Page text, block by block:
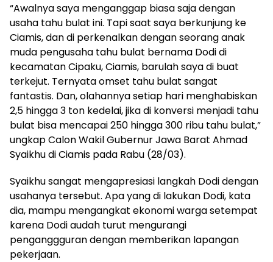
“Awalnya saya menganggap biasa saja dengan
usaha tahu bulat ini. Tapi saat saya berkunjung ke
Ciamis, dan di perkenalkan dengan seorang anak
muda pengusaha tahu bulat bernama Dodi di
kecamatan Cipaku, Ciamis, barulah saya di buat
terkejut. Ternyata omset tahu bulat sangat
fantastis. Dan, olahannya setiap hari menghabiskan
2,5 hingga 3 ton kedelai, jika di konversi menjadi tahu
bulat bisa mencapai 250 hingga 300 ribu tahu bulat,”
ungkap Calon Wakil Gubernur Jawa Barat Ahmad
Syaikhu di Ciamis pada Rabu (28/03).
Syaikhu sangat mengapresiasi langkah Dodi dengan
usahanya tersebut. Apa yang di lakukan Dodi, kata
dia, mampu mengangkat ekonomi warga setempat
karena Dodi audah turut mengurangi
penganggguran dengan memberikan lapangan
pekerjaan.